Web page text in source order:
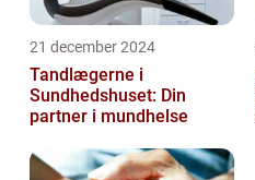
21 december 2024
Tandlægerne i
Sundhedshuset: Din
partner i mundhelse